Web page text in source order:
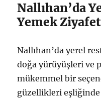
Nallıhan’da
Yemek
Nallıhan’da yerel
doğa yürüyüşleri ve
mükemmel bir
güzellikleri